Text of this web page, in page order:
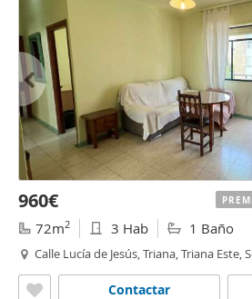
960€
72m2 3 Hab 1 Baño
Calle Lucía de Jesús, Triana, Triana Este,
Contactar